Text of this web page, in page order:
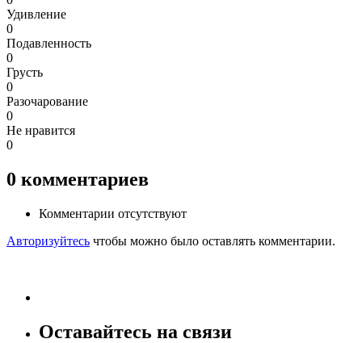
Удивление
0
Подавленность
0
Грусть
0
Разочарование
0
Не нравится
0
0 комментариев
Комментарии отсутствуют
Авторизуйтесь чтобы можно было оставлять комментарии.
Оставайтесь на связи